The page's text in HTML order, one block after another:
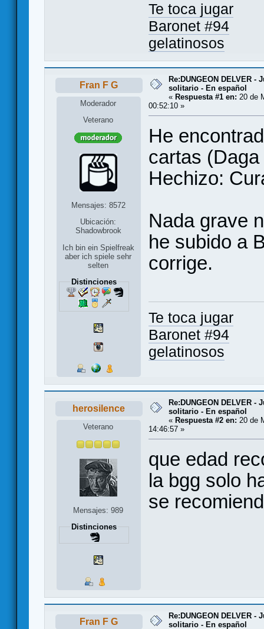
Te toca jugar
Baronet #94
gelatinosos
Fran F G
Moderador
Veterano
Mensajes: 8572
Ubicación:
Shadowbrook
Ich bin ein Spielfreak
aber ich spiele sehr
selten
Distinciones
Re:DUNGEON DELVER -
solitario - En español
« Respuesta #1 en: 20 de
00:52:10 »
He
cartas
Hechizo:
Nada grave
he subido a
corrige.
Te toca jugar
Baronet #94
gelatinosos
herosilence
Veterano
Mensajes: 989
Distinciones
Re:DUNGEON DELVER -
solitario - En español
« Respuesta #2 en: 20 de
14:46:57 »
que edad
la bgg solo
se
Fran F G
Re:DUNGEON DELVER -
solitario - En español